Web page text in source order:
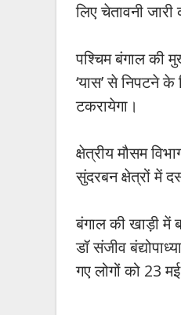
लिए चेतावनी जारी
पश्चिम बंगाल की
‘यास’ से निपटने
टकरायेगा।
क्षेत्रीय मौसम
सुंदरबन क्षेत्रों में
बंगाल की खाड़ी में
डॉ संजीव
गए लोगों को 23